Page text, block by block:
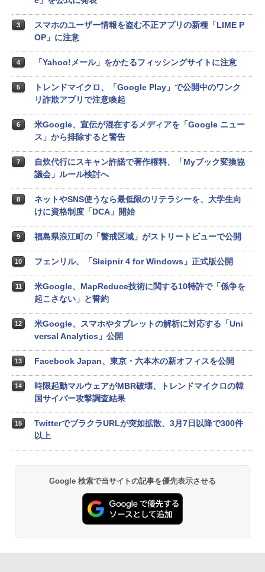
3
スマホのユーザー情報を盗む不正アプリの新種「LIME P
OP」に注意
4 「Yahoo!メール」をかたるフィッシングサイトに注意
5
トレンドマイクロ、「Google Play」で公開中のワンク
リ詐欺アプリで注意喚起
6
米Google、宣伝が混在するメディアを「Google ニュー
ス」から排除すると警告
7
自炊代行にスキャン許諾で著作権料、「Myブック変換協
議会」ルール検討へ
8
ネットやSNS使うなら最低限のリテラシーを、大学生向
けに資格制度「DCA」開始
9 福島県浪江町の「警戒区域」がストリートビューで公開
10 フェンリル、「Sleipnir 4 for Windows」正式版公開
11
米Google、MapReduce技術に関する10特許で「係争を
起こさない」と誓約
12
米Google、スマホやタブレットの解析に対応する「Uni
versal Analytics」公開
13 Facebook Japan、東京・六本木の新オフィスを公開
14
時限起動マルウェアがMBR破壊、トレンドマイクロの韓
国サイバー攻撃調査結果
15
TwitterでブラクラURLが突如拡散、3月7日以降で300件
以上
Google 検索で当サイトの記事を優先表示させる